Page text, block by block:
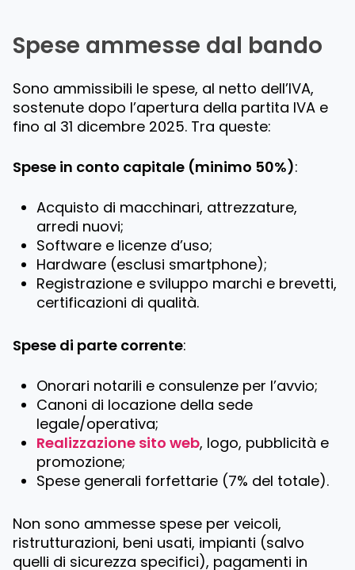
Spese ammesse dal bando
Sono ammissibili le spese, al netto dell’IVA,
sostenute dopo l’apertura della partita IVA e
fino al 31 dicembre 2025. Tra queste:
Spese in conto capitale (minimo 50%):
Acquisto di macchinari, attrezzature,
arredi nuovi;
Software e licenze d’uso;
Hardware (esclusi smartphone);
Registrazione e sviluppo marchi e brevetti,
certificazioni di qualità.
Spese di parte corrente:
Onorari notarili e consulenze per l’avvio;
Canoni di locazione della sede
legale/operativa;
Realizzazione sito web, logo, pubblicità e
promozione;
Spese generali forfettarie (7% del totale).
Non sono ammesse spese per veicoli,
ristrutturazioni, beni usati, impianti (salvo
quelli di sicurezza specifici), pagamenti in